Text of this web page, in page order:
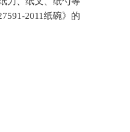
2011纸碗》的